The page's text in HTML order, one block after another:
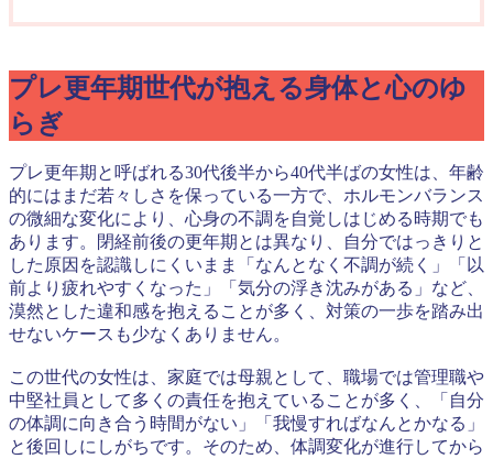
プレ更年期世代が抱える身体と心のゆ
らぎ
プレ更年期と呼ばれる30代後半から40代半ばの女性は、年齢
的にはまだ若々しさを保っている一方で、ホルモンバランス
の微細な変化により、心身の不調を自覚しはじめる時期でも
あります。閉経前後の更年期とは異なり、自分ではっきりと
した原因を認識しにくいまま「なんとなく不調が続く」「以
前より疲れやすくなった」「気分の浮き沈みがある」など、
漠然とした違和感を抱えることが多く、対策の一歩を踏み出
せないケースも少なくありません。
この世代の女性は、家庭では母親として、職場では管理職や
中堅社員として多くの責任を抱えていることが多く、「自分
の体調に向き合う時間がない」「我慢すればなんとかなる」
と後回しにしがちです。そのため、体調変化が進行してから